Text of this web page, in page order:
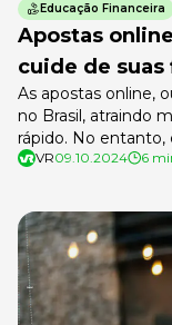
Educação Financeira
Apostas
cuide de suas
As apostas online,
no Brasil, atraindo
rápido. No entanto,
apostas não
financeira de
VR09.10.2024 6